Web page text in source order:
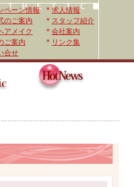
ペーン情報 * 求人情報
のご案内 * スタッフ紹介
アメイク * 会社案内
ご案内 * リンク集
合せ